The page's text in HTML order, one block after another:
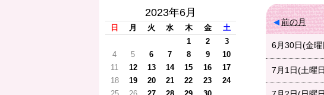
2023年6月
日 月 火 水 木 金
土
1
2
3
4
5 6 7 8 9
10
11
12 13 14 15 16
17
18
19 20 21 22 23
24
前の月
6月30日(金曜
7月1日(土曜